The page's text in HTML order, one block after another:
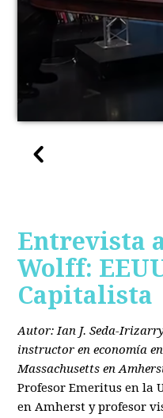
Entrevista
Wolff:
Capitalista
Autor: Ian J. Seda-
instructor en economía
Massachusetts en
Profesor Emeritus en la
en Amherst y profesor